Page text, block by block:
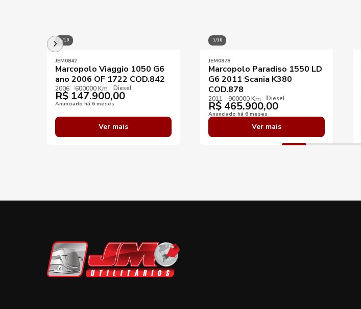
1/10
JEM0842
Marcopolo Viaggio 1050 G6
ano 2006 OF 1722 COD.842
2006 600000 Km Diesel
R$ 147.900,00
Anunciado há 6 meses
Ver mais
1/10
JEM0878
Marcopolo Paradiso 1550 LD
G6 2011 Scania K380
COD.878
2011 900000 Km Diesel
R$ 465.900,00
Anunciado há 6 meses
Ver mais